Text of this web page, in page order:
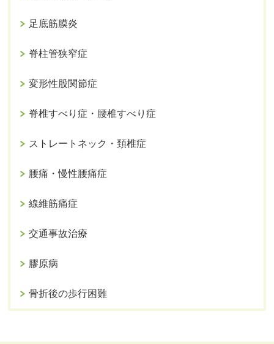
足底筋膜炎
脊柱管狭窄症
変形性股関節症
脊椎すべり症・腰椎すべり症
ストレートネック・頚椎症
腰痛・慢性腰痛症
線維筋痛症
交通事故治療
膠原病
骨折後の歩行困難